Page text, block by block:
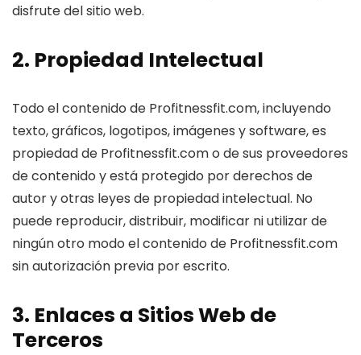
disfrute del sitio web.
2. Propiedad Intelectual
Todo el contenido de Profitnessfit.com, incluyendo
texto, gráficos, logotipos, imágenes y software, es
propiedad de Profitnessfit.com o de sus proveedores
de contenido y está protegido por derechos de
autor y otras leyes de propiedad intelectual. No
puede reproducir, distribuir, modificar ni utilizar de
ningún otro modo el contenido de Profitnessfit.com
sin autorización previa por escrito.
3. Enlaces a Sitios Web de
Terceros